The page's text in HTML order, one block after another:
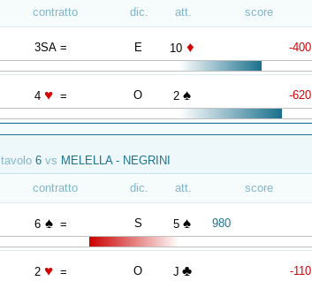
contratto dic. att. score
3SA = E 10 ♦ -400
4 ♥ = O 2 ♠ -620
tavolo 6 vs MELELLA - NEGRINI
contratto dic. att. score
6 ♠ = S 5 ♠ 980
2 ♥ = O J ♣ -110